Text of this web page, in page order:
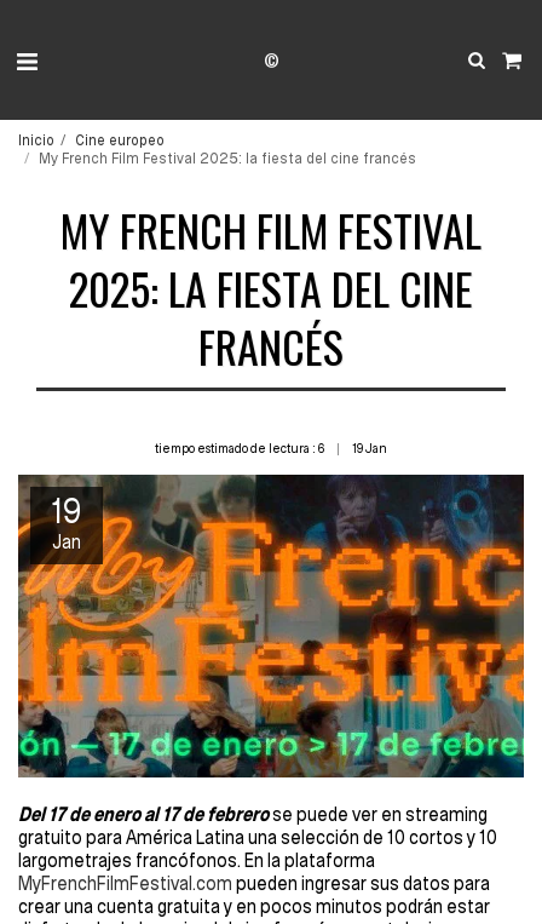
©
Inicio
Cine europeo
My French Film Festival 2025: la fiesta del cine francés
MY FRENCH FILM FESTIVAL
2025: LA FIESTA DEL CINE
FRANCÉS
tiempo estimado de lectura : 6 19Jan
19
Jan
Del 17 de enero al 17 de febrerose puede ver en streaming
gratuito para América Latina una selección de 10 cortos y 10
largometrajes francófonos. En la plataforma
MyFrenchFilmFestival.com pueden ingresar sus datos para
crear una cuenta gratuita y en pocos minutos podrán estar